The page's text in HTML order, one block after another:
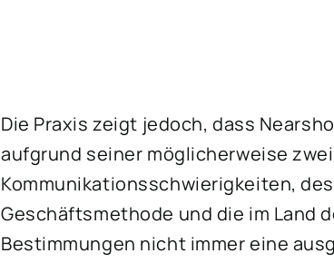
Die Praxis zeigt jedoch, dass
aufgrund seiner möglicherweise
Kommunikationsschwierigkeiten,
Geschäftsmethode und die im Land
Bestimmungen nicht immer eine